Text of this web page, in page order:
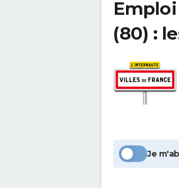
(80) :
Je